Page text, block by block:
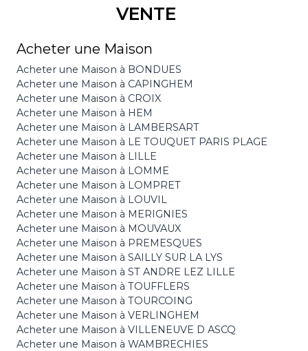
VENTE
Acheter une Maison
Acheter une Maison à BONDUES
Acheter une Maison à CAPINGHEM
Acheter une Maison à CROIX
Acheter une Maison à HEM
Acheter une Maison à LAMBERSART
Acheter une Maison à LE TOUQUET PARIS PLAGE
Acheter une Maison à LILLE
Acheter une Maison à LOMME
Acheter une Maison à LOMPRET
Acheter une Maison à LOUVIL
Acheter une Maison à MERIGNIES
Acheter une Maison à MOUVAUX
Acheter une Maison à PREMESQUES
Acheter une Maison à SAILLY SUR LA LYS
Acheter une Maison à ST ANDRE LEZ LILLE
Acheter une Maison à TOUFFLERS
Acheter une Maison à TOURCOING
Acheter une Maison à VERLINGHEM
Acheter une Maison à VILLENEUVE D ASCQ
Acheter une Maison à WAMBRECHIES